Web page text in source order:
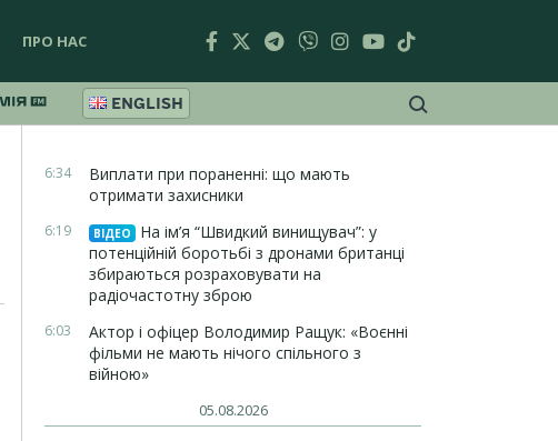
ПРО НАС
ENGLISH
6:34
Виплати при пораненні: що мають
отримати захисники
6:19 ВІДЕО
На ім’я “Швидкий винищувач”: у
потенційній боротьбі з дронами британці
збираються розраховувати на
радіочастотну зброю
6:03
Актор і офіцер Володимир Ращук: «Воєнні
фільми не мають нічого спільного з
війною»
05.08.2026